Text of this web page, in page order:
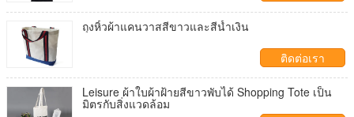
ถุงหิ้วผ้าแคนวาสสีขาวและสีน้ำเงิน
ติดต่อเรา
Leisure ผ้าใบผ้าฝ้ายสีขาวพับได้ Shopping Tote เป็น
มิตรกับสิ่งแวดล้อม